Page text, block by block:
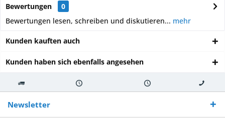
Bewertungen
0
Bewertungen lesen, schreiben und diskutieren... mehr
Kunden kauften auch
Kunden haben sich ebenfalls angesehen
Kostenloser
Versand ab €
250,-
Versand innerhalb von Versand von So erreichen
Sie uns 0160
970 511 90
Newsletter